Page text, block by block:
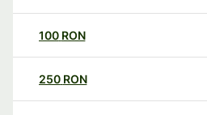
100 RON
250 RON